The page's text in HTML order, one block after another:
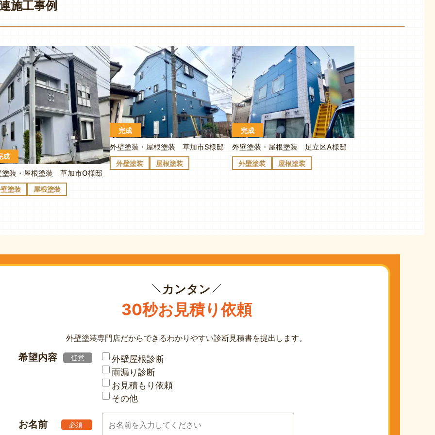
施工事例
成
塗装・屋根塗装 草加市O様邸
塗装 屋根塗装
完成
外壁塗装・屋根塗装 草加市S様邸
外壁塗装 屋根塗装
完成
外壁塗装・屋根塗装 足立区A様邸
外壁塗装 屋根塗装
カンタン
30秒お見積り依頼
外壁塗装専門店だからできるわかりやすい診断見積書を提出します。
希望内容 任意
外壁屋根診断
雨漏り診断
お見積もり依頼
その他
お名前 必須